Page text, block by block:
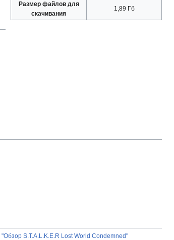
Размер файлов для
скачивания
1,89 Гб
"Обзор S.T.A.L.K.E.R Lost World Condemned"